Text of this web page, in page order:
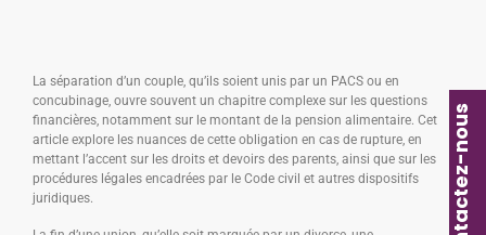
Contactez-nous
La séparation d’un couple, qu’ils soient unis par un PACS ou en
concubinage, ouvre souvent un chapitre complexe sur les questions
financières, notamment sur le montant de la pension alimentaire. Cet
article explore les nuances de cette obligation en cas de rupture, en
mettant l’accent sur les droits et devoirs des parents, ainsi que sur les
procédures légales encadrées par le Code civil et autres dispositifs
juridiques.